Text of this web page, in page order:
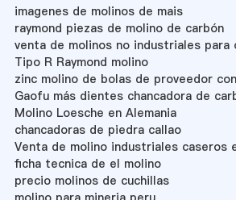
imagenes de molinos de mais
raymond piezas de molino de carbón
venta de molinos no industriales para
Tipo R Raymond molino
zinc molino de bolas de proveedor
Gaofu más dientes chancadora de
Molino Loesche en Alemania
chancadoras de piedra callao
Venta de molino industriales caseros
ficha tecnica de el molino
precio molinos de cuchillas